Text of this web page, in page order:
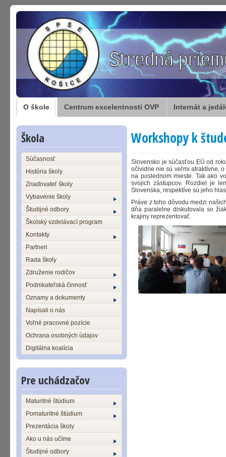
O škole Centrum excelentnosti OVP Internát a
Škola
Súčasnosť
História školy
Zriaďovateľ školy
Vybavenie školy
Študijné odbory
Školský vzdelávací program
Kontakty
Partneri
Rada školy
Združenie rodičov
Podnikateľská činnosť
Oznamy a dokumenty
Napísali o nás
Voľné pracovné pozície
Ochrana osobných údajov
Digitálna koalícia
Pre uchádzačov
Maturitné štúdium
Pomaturitné štúdium
Prezentácia školy
Ako u nás učíme
Študijné odbory
Workshopy k
Slovensko je súčasťou EÚ od
očividne nie sú veľmi atraktívne,
na poslednom mieste. Tak ako
svojich zástupcov. Rozdiel je
Slovenska, respektíve sú jeho
Práve z toho dôvodu medzi
dňa paralelne diskutovala so
krajiny